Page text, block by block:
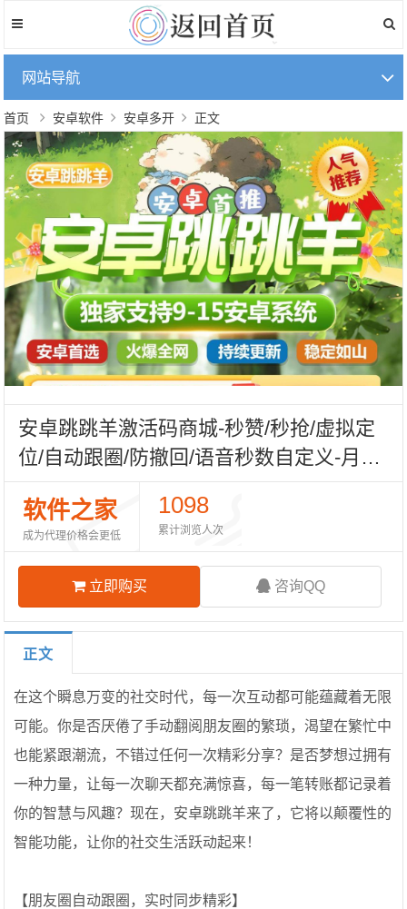
网站导航
首页 安卓软件 安卓多开 正文
安卓跳跳羊激活码商城-秒赞/秒抢/虚拟定
位/自动跟圈/防撤回/语音秒数自定义-月季
年授权码在线授权-自助发码平台
软件之家
成为代理价格会更低
1098
累计浏览人次
立即购买 咨询QQ
正文
在这个瞬息万变的社交时代，每一次互动都可能蕴藏着无限
可能。你是否厌倦了手动翻阅朋友圈的繁琐，渴望在繁忙中
也能紧跟潮流，不错过任何一次精彩分享？是否梦想过拥有
一种力量，让每一次聊天都充满惊喜，每一笔转账都记录着
你的智慧与风趣？现在，安卓跳跳羊来了，它将以颠覆性的
智能功能，让你的社交生活跃动起来！
【朋友圈自动跟圈，实时同步精彩】